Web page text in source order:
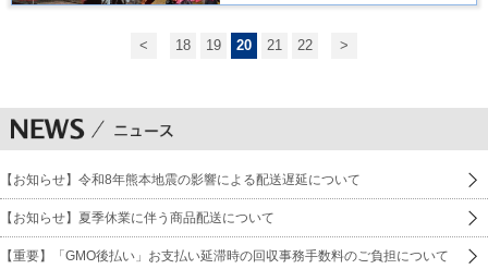
< 18 19 20 21 22 >
【お知らせ】令和8年熊本地震の影響による配送遅延について
【お知らせ】夏季休業に伴う商品配送について
【重要】「GMO後払い」お支払い延滞時の回収事務手数料のご負担について